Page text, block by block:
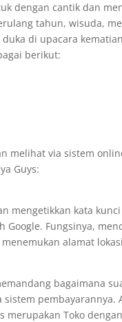
dengan cantik dan
tahun, wisuda,
di upacara
berikut:
melihat via sistem
Guys:
mengetikkan kata kunci
Fungsinya,
alamat
bagaimana
Toko